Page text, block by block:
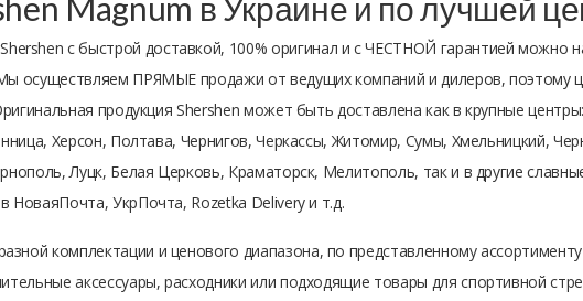
с быстрой доставкой, 100% оригинал и с ЧЕСТНОЙ гарантией можно
осуществляем ПРЯМЫЕ продажи от ведущих компаний и дилеров, поэтому
продукция Shershen может быть доставлена как в крупные
Херсон, Полтава, Чернигов, Черкассы, Житомир, Сумы, Хмельницкий,
Луцк, Белая Церковь, Краматорск, Мелитополь, так и в другие
НоваяПочта, УкрПочта, Rozetka Delivery и т.д.
комплектации и ценового диапазона, по представленному
аксессуары, расходники или подходящие товары для спортивной